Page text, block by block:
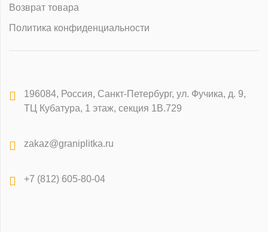
Возврат товара
Политика конфиденциальности
196084, Россия, Санкт-Петербург, ул. Фучика, д. 9,
ТЦ Кубатура, 1 этаж, секция 1В.729
zakaz@graniplitka.ru
+7 (812) 605-80-04